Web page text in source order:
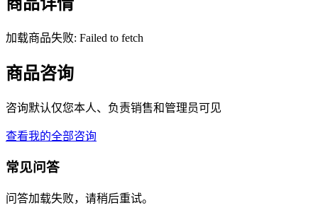
加载商品失败: Failed to fetch
商品咨询
咨询默认仅您本人、负责销售和管理员可见
查看我的全部咨询
常见问答
问答加载失败，请稍后重试。